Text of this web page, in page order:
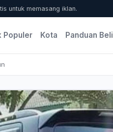
untuk memasang iklan.
Populer Kota Panduan Beli